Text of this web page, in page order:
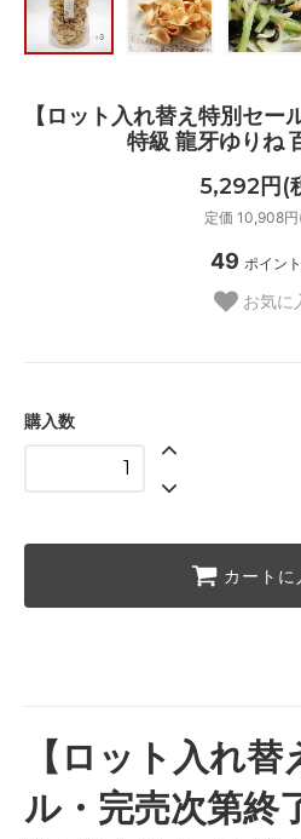
【ロット入れ替え特別セ
特級 龍牙ゆりね
5,292円(
定価 10,908円
49 ポイン
お気に
購入数
カートに
【ロット入れ
ル・完売次第終